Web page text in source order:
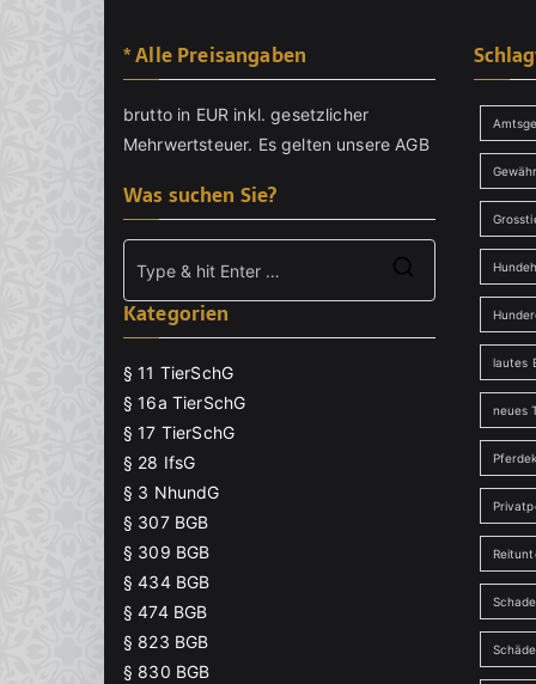
das
Töten
von
Tieren
zum
Zwecke
des
Verzehrs
ablehnt
* Alle Preisangaben
brutto in EUR inkl. gesetzlicher
Mehrwertsteuer. Es gelten unsere AGB
Was suchen Sie?
Search
Kategorien
§ 11 TierSchG
§ 16a TierSchG
§ 17 TierSchG
§ 28 IfsG
§ 3 NhundG
§ 307 BGB
§ 309 BGB
§ 434 BGB
§ 474 BGB
§ 823 BGB
§ 830 BGB
lautes
neues